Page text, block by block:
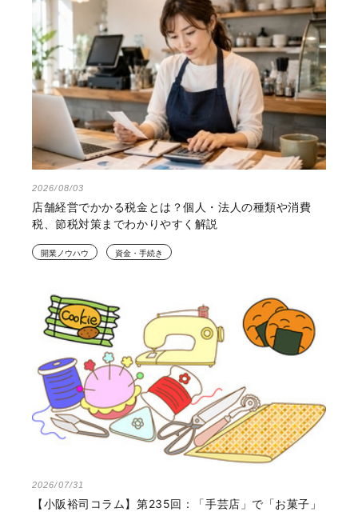
2026/08/03
店舗経営でかかる税金とは？個人・法人の種類や消費
税、節税対策までわかりやすく解説
開業ノウハウ 資金・手続き
2026/07/31
【小阪裕司コラム】第235回：「手芸店」で「お菓子」